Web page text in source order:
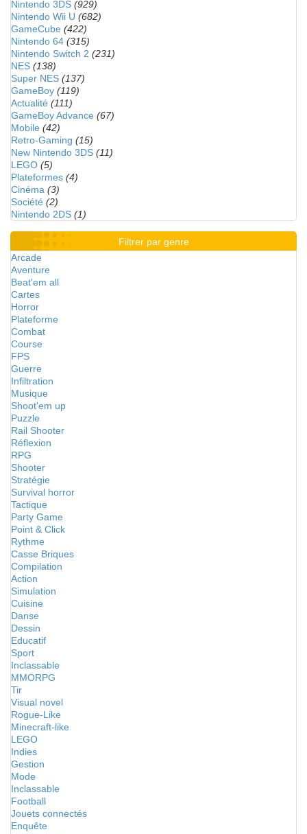
Nintendo 3DS (929)
Nintendo Wii U (682)
GameCube (422)
Nintendo 64 (315)
Nintendo Switch 2 (231)
NES (138)
Super NES (137)
GameBoy (119)
Actualité (111)
GameBoy Advance (67)
Mobile (42)
Retro-Gaming (15)
New Nintendo 3DS (11)
LEGO (5)
Plateformes (4)
Cinéma (3)
Société (2)
Nintendo 2DS (1)
Filtrer par genre
Arcade
Aventure
Beat'em all
Cartes
Horror
Plateforme
Combat
Course
FPS
Guerre
Infiltration
Musique
Shoot'em up
Puzzle
Rail Shooter
Réflexion
RPG
Shooter
Stratégie
Survival horror
Tactique
Party Game
Point & Click
Rythme
Casse Briques
Compilation
Action
Simulation
Cuisine
Danse
Dessin
Educatif
Sport
Inclassable
MMORPG
Tir
Visual novel
Rogue-Like
Minecraft-like
LEGO
Indies
Gestion
Mode
Inclassable
Football
Jouets connectés
Enquête